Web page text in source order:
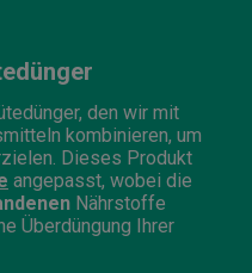
den wir mit
kombinieren, um
Dieses Produkt
angepasst, wobei die
Nährstoffe
Überdüngung Ihrer